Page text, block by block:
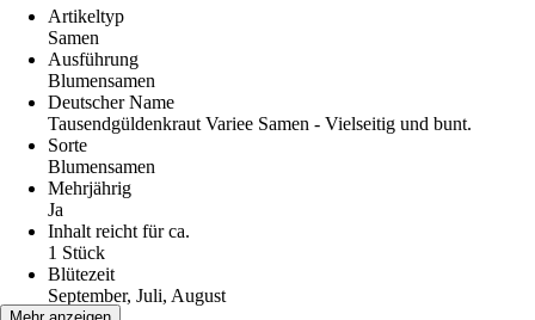
Artikeltyp
Samen
Ausführung
Blumensamen
Deutscher Name
Tausendgüldenkraut Variee Samen - Vielseitig und bunt.
Sorte
Blumensamen
Mehrjährig
Ja
Inhalt reicht für ca.
1 Stück
Blütezeit
September, Juli, August